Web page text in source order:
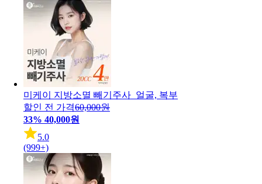
미케이 지방소멸 빼기주사_얼굴, 복부
할인 전 가격60,000원
33% 40,000원
5.0
(999+)